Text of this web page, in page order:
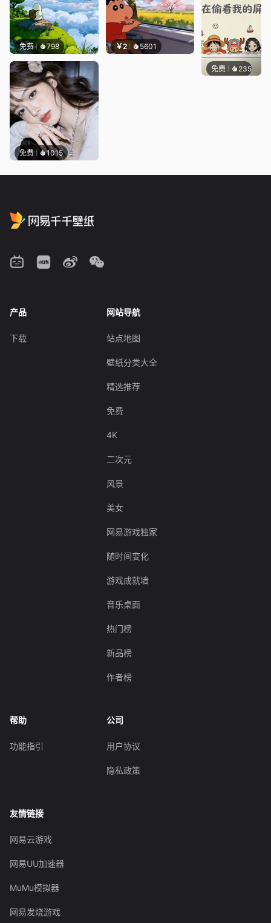
免费 798 ￥2 5601
免费 1015
免费 235渔小小
产品
下载
网站导航
站点地图
壁纸分类大全
精选推荐
免费
4K
二次元
风景
美女
网易游戏独家
随时间变化
游戏成就墙
音乐桌面
热门榜
新品榜
作者榜
帮助
功能指引
公司
用户协议
隐私政策
友情链接
网易云游戏
网易UU加速器
MuMu模拟器
网易发烧游戏